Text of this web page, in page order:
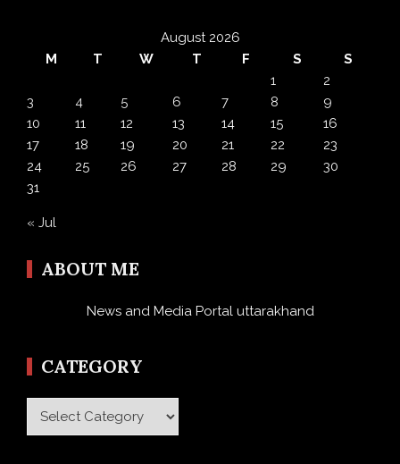
August 2026
M
T W T F S
S
1
2
3
4 5 6 7 8
9
10
11 12 13 14 15
16
17
18 19 20 21 22
23
24
25 26 27 28 29
30
31
« Jul
ABOUT ME
News and Media Portal uttarakhand
CATEGORY
Category